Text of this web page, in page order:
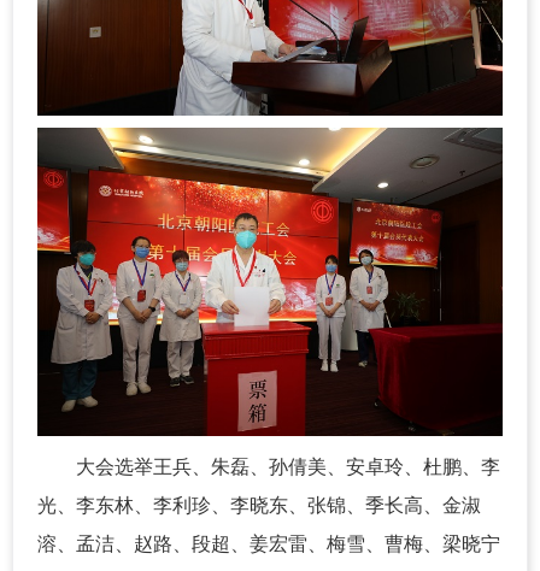
大会选举王兵、朱磊、孙倩美、安卓玲、杜鹏、李
光、李东林、李利珍、李晓东、张锦、季长高、金淑
溶、孟洁、赵路、段超、姜宏雷、梅雪、曹梅、梁晓宁